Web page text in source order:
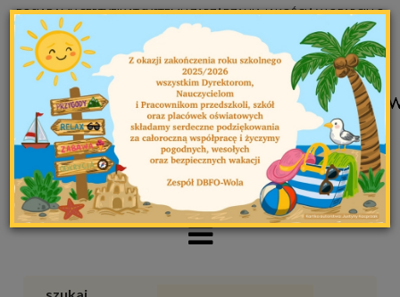
POSIADAMY CERTYFIKAT SYSTEMU ZARZĄDZANIA JAKOŚCIĄ W OPARCIU O
WYMAGANIA NORMY EN ISO 9001:2015
Czcionka A +A A++
szukaj